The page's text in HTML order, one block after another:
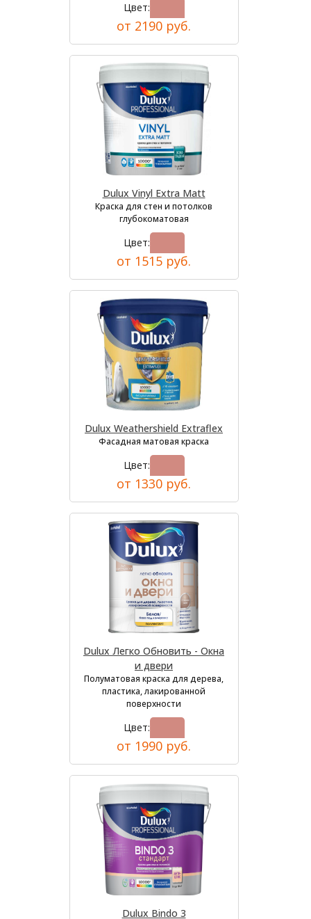
Цвет:
от 2190 руб.
Dulux Vinyl Extra Matt
Краска для стен и потолков
глубокоматовая
Цвет:
от 1515 руб.
Dulux Weathershield Extraflex
Фасадная матовая краска
Цвет:
от 1330 руб.
Dulux Легко Обновить - Окна
и двери
Полуматовая краска для дерева,
пластика, лакированной
поверхности
Цвет:
от 1990 руб.
Dulux Bindo 3